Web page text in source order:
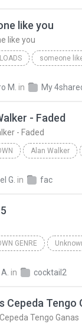
like you
like you
someone
M. in My
- Faded
- Faded
Alan Walker
G. in fac
GENRE
in cocktail2
Cepeda Tengo
Tengo Ganas